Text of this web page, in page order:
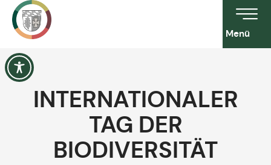
Menü
INTERNATIONALER
TAG DER
BIODIVERSITÄT